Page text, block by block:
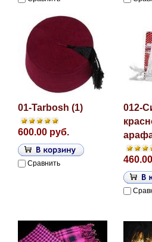
01-Tarbosh (1)
600.00 руб.
Сравнить
012-